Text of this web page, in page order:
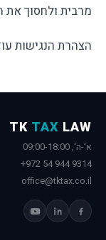
מרבית ולחסוך את
הצהרת הנגישות
TK TAX LAW
א'-ה', 09:00-18:00
+972 54 944 9314
office@tktax.co.il